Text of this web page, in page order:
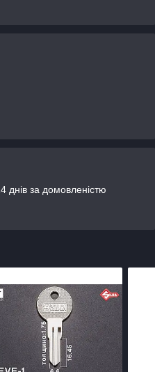
днів за домовленістю